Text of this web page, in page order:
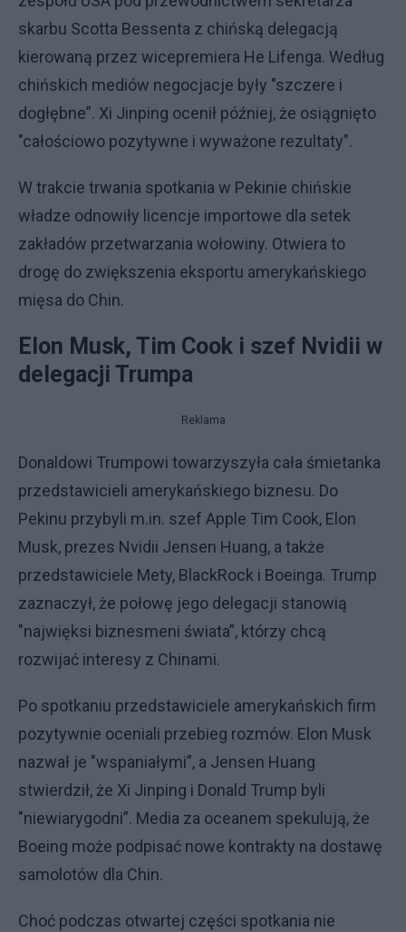
skarbu Scotta Bessenta z chińską delegacją
kierowaną przez wicepremiera He Lifenga. Według
chińskich mediów negocjacje były "szczere i
dogłębne”. Xi Jinping ocenił później, że osiągnięto
"całościowo pozytywne i wyważone rezultaty”.
W trakcie trwania spotkania w Pekinie chińskie
władze odnowiły licencje importowe dla setek
zakładów przetwarzania wołowiny. Otwiera to
drogę do zwiększenia eksportu amerykańskiego
mięsa do Chin.
Elon Musk, Tim Cook i szef Nvidii w
delegacji Trumpa
Reklama
Donaldowi Trumpowi towarzyszyła cała śmietanka
przedstawicieli amerykańskiego biznesu. Do
Pekinu przybyli m.in. szef Apple Tim Cook, Elon
Musk, prezes Nvidii Jensen Huang, a także
przedstawiciele Mety, BlackRock i Boeinga. Trump
zaznaczył, że połowę jego delegacji stanowią
"najwięksi biznesmeni świata”, którzy chcą
rozwijać interesy z Chinami.
Po spotkaniu przedstawiciele amerykańskich firm
pozytywnie oceniali przebieg rozmów. Elon Musk
nazwał je "wspaniałymi”, a Jensen Huang
stwierdził, że Xi Jinping i Donald Trump byli
"niewiarygodni”. Media za oceanem spekulują, że
Boeing może podpisać nowe kontrakty na dostawę
samolotów dla Chin.
Choć podczas otwartej części spotkania nie